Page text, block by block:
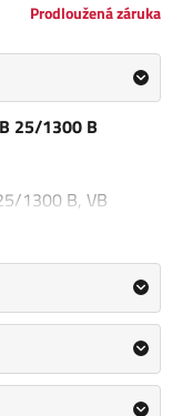
Prodloužená záruka
25/1300 B
1300 B, VB
je ještě jednodušší,
manometrem
zapínacího a
, řídí automatické